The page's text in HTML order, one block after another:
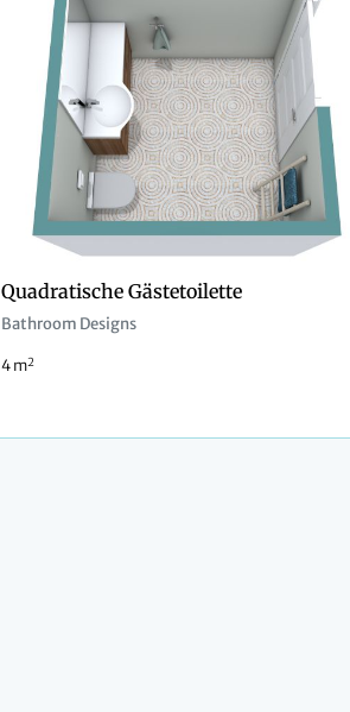
Quadratische Gästetoilette
Bathroom Designs
4 m2